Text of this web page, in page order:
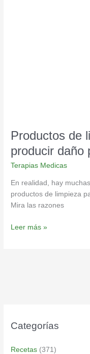
Productos de
producir daño
Terapias Medicas
En realidad, hay
productos de limpieza
Mira las razones
Leer más »
Categorías
Recetas (371)